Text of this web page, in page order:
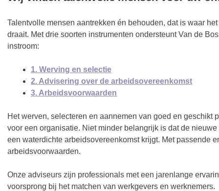
Talentvolle mensen aantrekken én behouden, dat is waar
draait. Met drie soorten instrumenten ondersteunt Van de
instroom:
1. Werving en selectie
2. Advisering over de arbeidsovereenkomst
3. Arbeidsvoorwaarden
Het werven, selecteren en aannemen van goed en geschikt
voor een organisatie. Niet minder belangrijk is dat de
een waterdichte arbeidsovereenkomst krijgt. Met passende
arbeidsvoorwaarden.
Onze adviseurs zijn professionals met een jarenlange
voorsprong bij het matchen van werkgevers en werknemers.